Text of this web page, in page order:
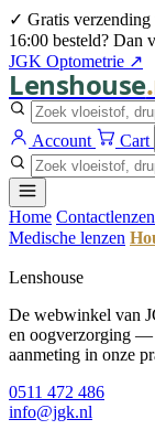
✓ Gratis
16:00 besteld? Dan
JGK Optometrie ↗
Lenshouse
Account Cart
Home Contactlenzen
Medische lenzen
Lenshouse
De webwinkel van
en oogverzorging —
aanmeting in onze
0511 472 486
info@jgk.nl